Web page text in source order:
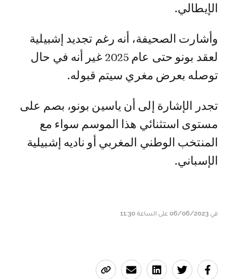
الإيطالي.
وأشارت الصحيفة، أنه رغم تجديد إشبيلية
لعقد بونو حتى عام 2025 غير أنه في حال
توصله بعرض مغري سيتم قبوله.
تجدر الإشارة إلى أن ياسين بونو، بصم على
مستوى استثنائي هذا الموسم سواء مع
المنتخب الوطني المغربي أو ناديه إشبيلية
الإسباني.
في 06/06/2023 على الساعة 11:30